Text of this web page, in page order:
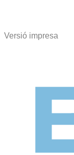
Versió impresa